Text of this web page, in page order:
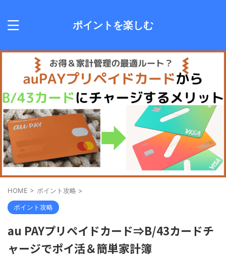
ポイントを楽しむ
HOME > ポイント攻略 >
ポイント攻略
au PAYプリペイドカード⇒B/43カードチ
ャージでポイ活＆簡単家計簿